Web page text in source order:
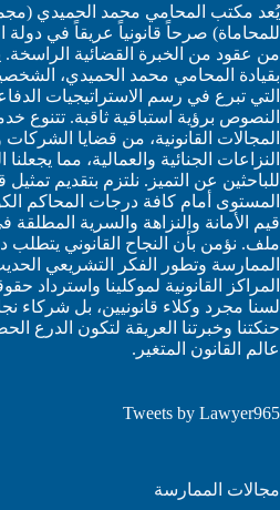
يُعد مكتب المحامي محمد الحميدي
للمحاماة) صرحاً قانونياً عريقاً في دولة
من عقود من الخبرة القضائية الراسخة.
بقيادة المحامي محمد الحميدي،
التي تبرع في رسم الاستراتيجيات
النصوص برؤية استباقية ثاقبة. تتنوع
المجالات القانونية، من قضايا الشركات
النزاعات الجنائية والعمالية، مما يجعلنا
للباحثين عن التميز. نلتزم بتقديم تمثيل
المستوى أمام كافة درجات المحاكم
قيم الأمانة والنزاهة والسرية
ملف. نؤمن بأن النجاح القانوني يتطلب
الممارسة وتطور الفكر التشريعي
المراكز القانونية لموكلينا واسترداد
لسنا مجرد وكلاء قانونيين، بل شركاء
حنكتنا وخبرتنا العريقة لتكون الدرع
عالم القانون المتغير.
Tweets by Lawyer965
مجالات الممارسة